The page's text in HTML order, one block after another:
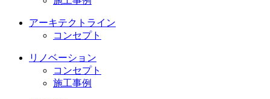
アーキテクトライン
コンセプト
リノベーション
コンセプト
施工事例